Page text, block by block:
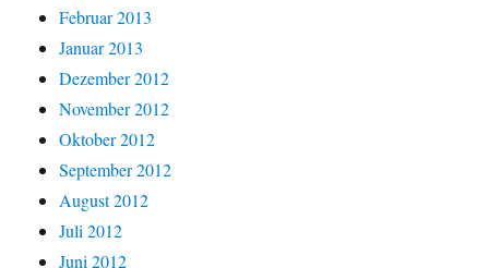
Februar 2013
Januar 2013
Dezember 2012
November 2012
Oktober 2012
September 2012
August 2012
Juli 2012
Juni 2012